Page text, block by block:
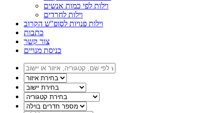
וילות לפי כמות אנשים
וילות לחרדים
וילות פנויות לסופ"ש הקרוב
כתבות
צור קשר
כניסת מנויים